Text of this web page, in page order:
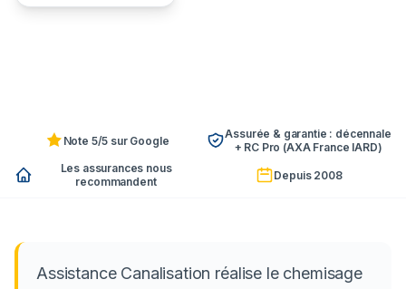
Note 5/5 sur Google
Assurée & garantie : décennale
+ RC Pro (AXA France IARD)
Les assurances nous
recommandent
Depuis 2008
Assistance Canalisation réalise le chemisage